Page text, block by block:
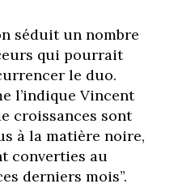
séduit un nombre
qui pourrait
le duo.
l’indique Vincent
croissances sont
à la matière noire,
converties au
derniers mois”.